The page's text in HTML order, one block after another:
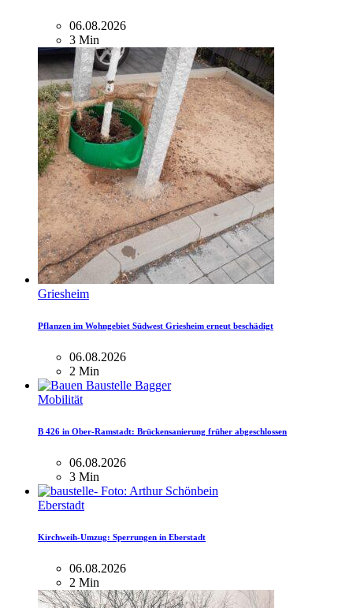
06.08.2026
3 Min
Griesheim
Pflanzen im Wohngebiet Südwest Griesheim erneut beschädigt
06.08.2026
2 Min
Mobilität
B 426 in Ober-Ramstadt: Brückensanierung früher abgeschlossen
06.08.2026
3 Min
Eberstadt
Kirchweih-Umzug: Sperrungen in Eberstadt
06.08.2026
2 Min